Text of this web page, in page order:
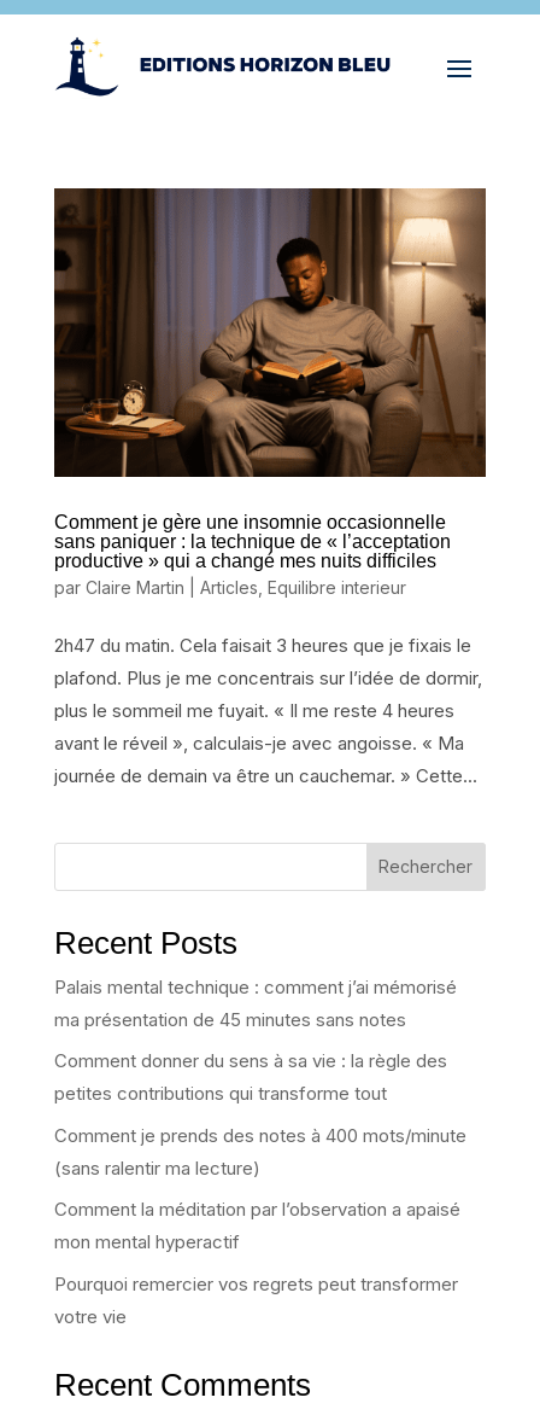
Comment je gère une insomnie occasionnelle
sans paniquer : la technique de « l’acceptation
productive » qui a changé mes nuits difficiles
par Claire Martin Articles Equilibre interieur
2h47 du matin. Cela faisait 3 heures que je fixais le
plafond. Plus je me concentrais sur l’idée de dormir,
plus le sommeil me fuyait. « Il me reste 4 heures
avant le réveil », calculais-je avec angoisse. « Ma
journée de demain va être un cauchemar. » Cette...
Rechercher
Recent Posts
Palais mental technique : comment j’ai mémorisé
ma présentation de 45 minutes sans notes
Comment donner du sens à sa vie : la règle des
petites contributions qui transforme tout
Comment je prends des notes à 400 mots/minute
(sans ralentir ma lecture)
Comment la méditation par l’observation a apaisé
mon mental hyperactif
Pourquoi remercier vos regrets peut transformer
votre vie
Recent Comments